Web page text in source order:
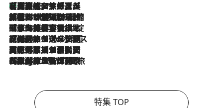
2026.8.7
【厳選旅コスメ】「多機能アイテムがメイン！」旅好き美容エディターが選んだ夏旅ベストコスメを発表【Mサイズジップ】
2026.8.6
「荷物が増えるほど旅ストレスは増す」美容ジャーナリストがたどり着いた最終結論。“化粧品を劇的に減らす”感動の凝縮美容とは
2026.8.6
「旅先には金髪ウィッグを持参」日本と同じメイクでは損してる!? 美容ジャーナリストが提案する“掟破りの旅美容”とは
2026.8.6
【厳選旅コスメ】「身軽さ＆UV対策重視！」ヘアアーティストshucoが選んだ夏旅ベストコスメを発表【Mサイズジップ】
2026.8.5
【厳選旅コスメ】国内をあちこち移動する河井菜摘が選んだ夏旅ベストコスメ発表！「リラックスアイテムはマスト」【Mサイズジップ】
2026.8.4
【厳選旅コスメ】「紫外線＆乾燥対策しながらメイク感も！」ヘア＆メイクGeorgeが選んだ夏旅ベストコスメを発表！【Mサイズジップ】
特集 TOP